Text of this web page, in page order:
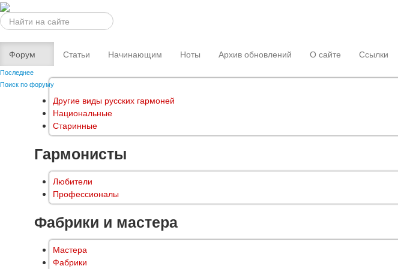
Искать...
Форум
Последнее
Поиск по форуму
Статьи Начинающим Ноты Архив обновлений О сайте Ссылки
Другие виды русских гармоней
Национальные
Старинные
Гармонисты
Любители
Профессионалы
Фабрики и мастера
Мастера
Фабрики